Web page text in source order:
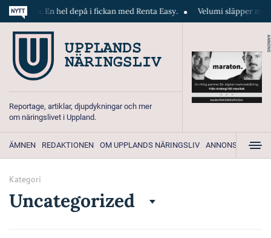
En hel depå i fickan med Renta Easy. Velumi släpper ny
Reportage, artiklar, djupdykningar och mer
om näringslivet i Uppland.
ANNONS
ÄMNEN REDAKTIONEN OM UPPLANDS NÄRINGSLIV ANNONSERA
Kategori
Uncategorized